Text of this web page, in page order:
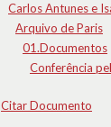
Carlos Antunes e
Arquivo de Paris
01.Documentos
Conferência
Citar Documento